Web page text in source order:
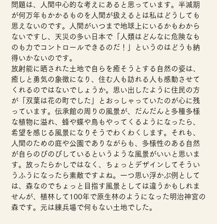
問題は、人間中心的な考えにあると思っています。半減期
が何万年もかかるものを人間が扱えるとは私はどうしても
思えないのです。人間がいつまで地球上にいるかもわから
ないですし、天災の多い日本で「人類はどんなに危険なも
のも力でコントロールできるのだ！」というのはどうも納
得いかないのです。
放射能に晒された土地で自らを癒そうとする自然の姿は、
癒しと勇気の象徴になり、住む人も訪れる人も感動させて
くれるのではないでしょうか。思い出したように住民の方
が「双葉は花の町でした」とおっしゃっていたのが心に残
っています。伝承館の周りの風景が、だんだんと多種多様
な植物に溢れ、蜂や蝶や鳥もやってくるようになったら、
希望を感じる風景になりそうでわくわくします。それも、
人間のための庭や公園でありながらも、多様性のある自然
が自らのびのびしているというような風景がいいと思いま
す。放ったらかしではなく、ちょっとデザインしてそうい
うふうになったら素敵ですよね。一つ思い浮かぶ例として
は、森なのでちょっと目指す風景としては違うかもしれま
せんが、植林して100年で原生林のようになった明治神宮の
森です。元は練兵場で何もない土地でした。